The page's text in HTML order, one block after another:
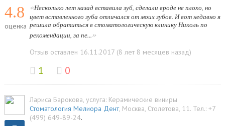
4.8
оценка
«Несколько лет назад вставила зуб, сделали вроде не плохо, но
цвет вставленного зуба отличался от моих зубов. И вот недавно я
решила обратиться в стоматологическую клинику Николь по
рекомендации, за пе...»
Отзыв оставлен 16.11.2017 (8 лет 8 месяцев назад)
1 0
Лариса Барокова, услуга: Керамические виниры
Стоматология Мелиора Дент, Москва, Столетова, 11. Тел.: +7
(499) 649-89-24.